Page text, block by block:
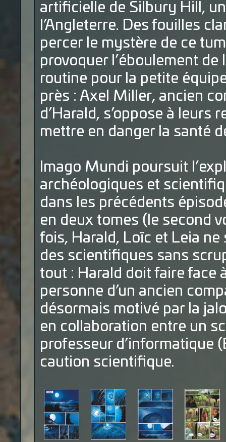
artificielle de Silbury Hill,
l’Angleterre. Des fouilles
percer le mystère de ce
provoquer l’éboulement
routine pour la petite
près : Axel Miller, ancien
d’Harald, s’oppose à
mettre en danger la santé
Imago Mundi poursuit
archéologiques et
dans les précédents
en deux tomes (le second
fois, Harald, Loïc et Leia
des scientifiques sans
tout : Harald doit faire face
personne d’un ancien
désormais motivé par la
en collaboration entre un
professeur d’informatique
caution scientifique.